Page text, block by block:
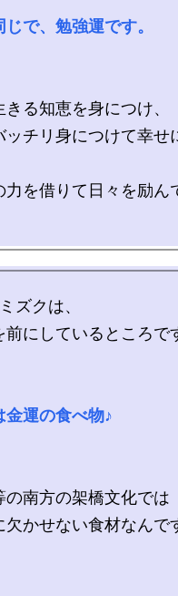
で、勉強運です。
る知恵を身につけ、
ッチリ身につけて幸せ
力を借りて日々を励ん
ズクは、
前にしているところで
運の食べ物♪
の南方の架橋文化では
欠かせない食材なんで